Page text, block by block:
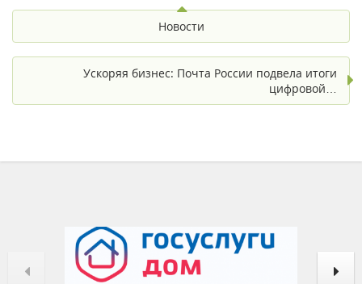
Новости
Ускоряя бизнес: Почта России подвела итоги
цифровой…